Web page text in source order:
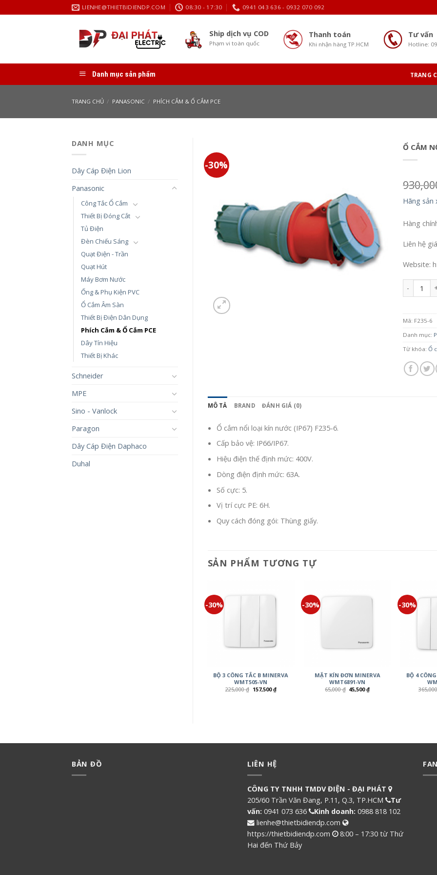
to
LIENHE@THIETBIDIENDP.COM 08:30 - 17:30 0941 043 636 - 0932 070 092
Ship dịch vụ COD
Phạm vi toàn quốc
Thanh toán
Khi nhận hàng TP.HCM
Tư vấn
Hotline:
Danh mục sản phẩm TRANG
TRANG CHỦ / PANASONIC / PHÍCH CẮM & Ổ CẮM PCE
DANH MỤC
Dây Cáp Điện Lion
Panasonic
Công Tắc Ổ Cắm
Thiết Bị Đóng Cắt
Tủ Điện
Đèn Chiếu Sáng
Quạt Điện - Trần
Quạt Hút
Máy Bơm Nước
Ống & Phụ Kiện PVC
Ổ Cắm Âm Sàn
Thiết Bị Điện Dân Dụng
Phích Cắm & Ổ Cắm PCE
Dây Tín Hiệu
Thiết Bị Khác
Schneider
MPE
Sino - Vanlock
Paragon
Dây Cáp Điện Daphaco
Duhal
-30%
Ổ CẮM
Hãng sản
Hàng
Liên hệ
Website:
Mã: F235-6
Danh mục:
Từ khóa:Ổ
MÔ TẢ BRAND ĐÁNH GIÁ (0)
Ổ cắm nổi loại kín nước (IP67) F235-6.
Cấp bảo vệ: IP66/IP67.
Hiệu điện thế định mức: 400V.
Dòng điện định mức: 63A.
Số cực: 5.
Vị trí cực PE: 6H.
Quy cách đóng gói: Thùng giấy.
SẢN PHẨM TƯƠNG TỰ
-30%
BỘ 3 CÔNG TẮC B MINERVA
WMT505-VN
225,000₫ 157,500₫
-30%
MẶT KÍN ĐƠN MINERVA
WMT6891-VN
65,000₫ 45,500₫
-30%
BỘ 4
BẢN ĐỒ LIÊN HỆ
CÔNG TY TNHH TMDV ĐIỆN - ĐẠI PHÁT
205/60 Trần Văn Đang, P.11, Q.3, TP.HCM
Tư
vấn: 0941 073 636 Kinh doanh: 0988 818 102
lienhe@thietbidiendp.com
https://thietbidiendp.com
8:00 – 17:30 từ Thứ
Hai đến Thứ Bảy